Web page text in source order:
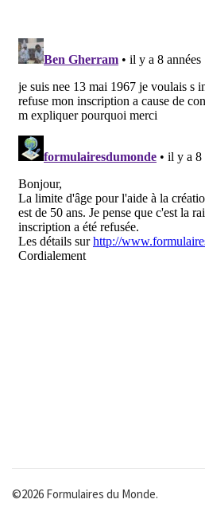
©2026 Formulaires du Monde.